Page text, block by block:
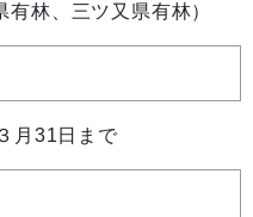
林、三ツ又県有林）
31日まで